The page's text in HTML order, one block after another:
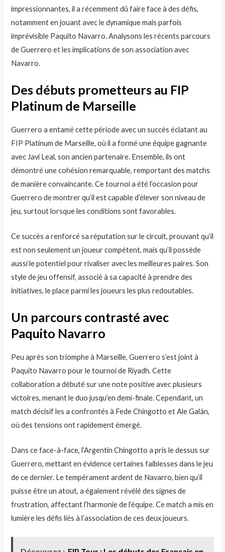
impressionnantes, il a récemment dû faire face à des défis,
notamment en jouant avec le dynamique mais parfois
imprévisible Paquito Navarro. Analysons les récents parcours
de Guerrero et les implications de son association avec
Navarro.
Des débuts prometteurs au FIP
Platinum de Marseille
Guerrero a entamé cette période avec un succès éclatant au
FIP Platinum de Marseille, où il a formé une équipe gagnante
avec Javi Leal, son ancien partenaire. Ensemble, ils ont
démontré une cohésion remarquable, remportant des matchs
de manière convaincante. Ce tournoi a été l’occasion pour
Guerrero de montrer qu’il est capable d’élever son niveau de
jeu, surtout lorsque les conditions sont favorables.
Ce succès a renforcé sa réputation sur le circuit, prouvant qu’il
est non seulement un joueur compétent, mais qu’il possède
aussi le potentiel pour rivaliser avec les meilleures paires. Son
style de jeu offensif, associé à sa capacité à prendre des
initiatives, le place parmi les joueurs les plus redoutables.
Un parcours contrasté avec
Paquito Navarro
Peu après son triomphe à Marseille, Guerrero s’est joint à
Paquito Navarro pour le tournoi de Riyadh. Cette
collaboration a débuté sur une note positive avec plusieurs
victoires, menant le duo jusqu’en demi-finale. Cependant, un
match décisif les a confrontés à Fede Chingotto et Ale Galán,
où des tensions ont rapidement émergé.
Dans ce face-à-face, l’Argentin Chingotto a pris le dessus sur
Guerrero, mettant en évidence certaines faiblesses dans le jeu
de ce dernier. Le tempérament ardent de Navarro, bien qu’il
puisse être un atout, a également révélé des signes de
frustration, affectant l’harmonie de l’équipe. Ce match a mis en
lumière les défis liés à l’association de ces deux joueurs.